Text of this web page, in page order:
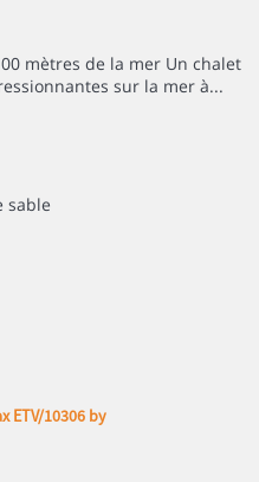
mètres de la mer Un chalet
sur la mer à...
sable
ETV/10306 by